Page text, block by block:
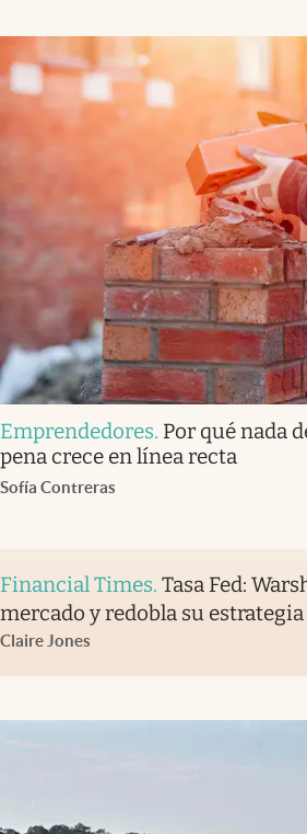
Emprendedores. Por qué nada
pena crece en línea recta
Sofía Contreras
Financial Times. Tasa Fed:
mercado y redobla su estrategia
Claire Jones